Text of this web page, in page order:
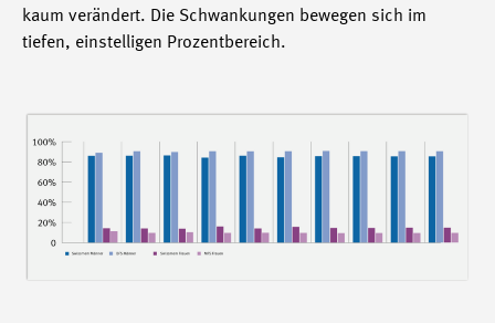
kaum verändert. Die Schwankungen bewegen sich im
tiefen, einstelligen Prozentbereich.